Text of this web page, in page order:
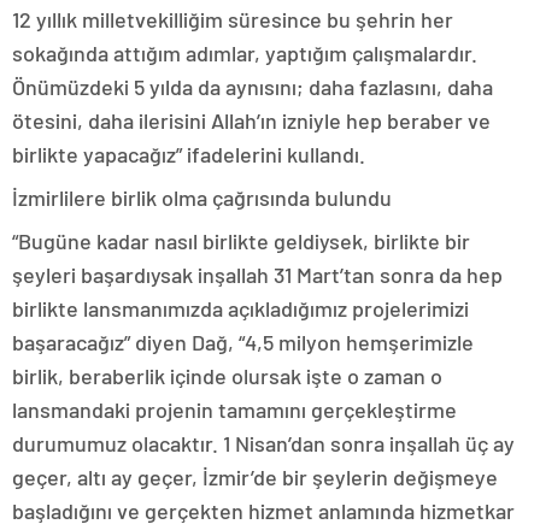
12 yıllık milletvekilliğim süresince bu şehrin her
sokağında attığım adımlar, yaptığım çalışmalardır.
Önümüzdeki 5 yılda da aynısını; daha fazlasını, daha
ötesini, daha ilerisini Allah’ın izniyle hep beraber ve
birlikte yapacağız” ifadelerini kullandı.
İzmirlilere birlik olma çağrısında bulundu
“Bugüne kadar nasıl birlikte geldiysek, birlikte bir
şeyleri başardıysak inşallah 31 Mart’tan sonra da hep
birlikte lansmanımızda açıkladığımız projelerimizi
başaracağız” diyen Dağ, “4,5 milyon hemşerimizle
birlik, beraberlik içinde olursak işte o zaman o
lansmandaki projenin tamamını gerçekleştirme
durumumuz olacaktır. 1 Nisan’dan sonra inşallah üç ay
geçer, altı ay geçer, İzmir’de bir şeylerin değişmeye
başladığını ve gerçekten hizmet anlamında hizmetkar